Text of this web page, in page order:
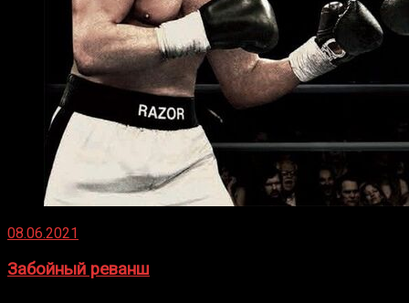
08.06.2021
Забойный реванш